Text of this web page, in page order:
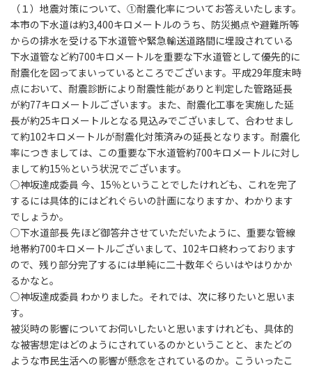
（１）地震対策について、①耐震化率についてお答えいたします。
本市の下水道は約3,400キロメートルのうち、防災拠点や避難所等
からの排水を受ける下水道管や緊急輸送道路間に埋設されている
下水道管など約700キロメートルを重要な下水道管として優先的に
耐震化を図ってまいっているところでございます。平成29年度末時
点において、耐震診断により耐震性能がありと判定した管路延長
が約77キロメートルございます。また、耐震化工事を実施した延
長が約25キロメートルとなる見込みでございまして、合わせまし
て約102キロメートルが耐震化対策済みの延長となります。耐震化
率につきましては、この重要な下水道管約700キロメートルに対し
まして約15％という状況でございます。
○神坂達成委員 今、15％ということでしたけれども、これを完了
するには具体的にはどれぐらいの計画になりますか、わかります
でしょうか。
○下水道部長 先ほど御答弁させていただいたように、重要な管線
地帯約700キロメートルございまして、102キロ終わっております
ので、残り部分完了するには単純に二十数年ぐらいはやはりかか
るかなと。
○神坂達成委員 わかりました。それでは、次に移りたいと思いま
す。
被災時の影響についてお伺いしたいと思いますけれども、具体的
な被害想定はどのようにされているのかということと、またどの
ような市民生活への影響が懸念をされているのか。こういったこ